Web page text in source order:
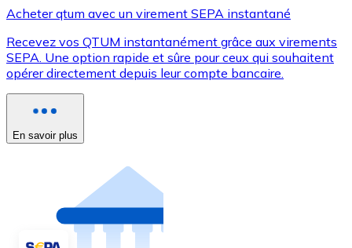
Acheter qtum avec un virement SEPA instantané
Recevez vos QTUM instantanément grâce aux virements
SEPA. Une option rapide et sûre pour ceux qui souhaitent
opérer directement depuis leur compte bancaire.
En savoir plus